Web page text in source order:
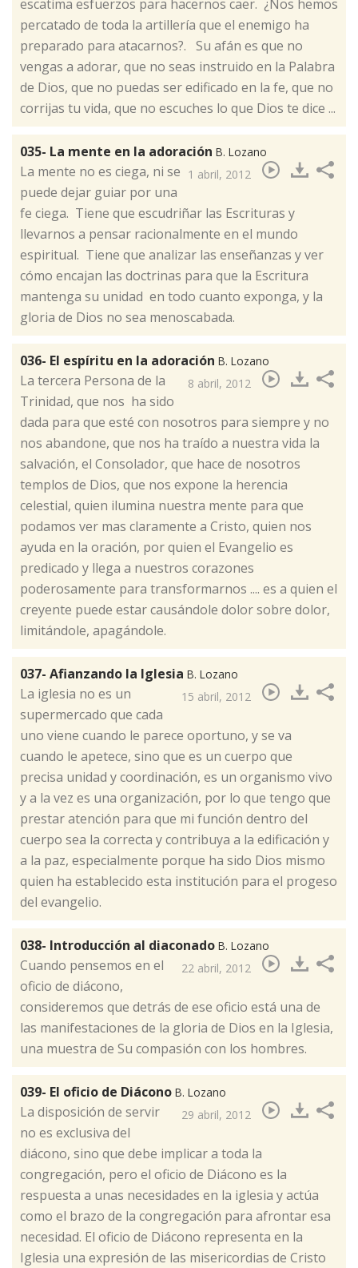
escatima esfuerzos para hacernos caer. ¿Nos hemos
percatado de toda la artillería que el enemigo ha
preparado para atacarnos?. Su afán es que no
vengas a adorar, que no seas instruido en la Palabra
de Dios, que no puedas ser edificado en la fe, que no
corrijas tu vida, que no escuches lo que Dios te dice ...
035- La mente en la adoración B. Lozano
1 abril, 2012
​La mente no es ciega, ni se
puede dejar guiar por una
fe ciega. Tiene que escudriñar las Escrituras y
llevarnos a pensar racionalmente en el mundo
espiritual. Tiene que analizar las enseñanzas y ver
cómo encajan las doctrinas para que la Escritura
mantenga su unidad en todo cuanto exponga, y la
gloria de Dios no sea menoscabada.
036- El espíritu en la adoración B. Lozano
8 abril, 2012
​La tercera Persona de la
Trinidad, que nos ha sido
dada para que esté con nosotros para siempre y no
nos abandone, que nos ha traído a nuestra vida la
salvación, el Consolador, que hace de nosotros
templos de Dios, que nos expone la herencia
celestial, quien ilumina nuestra mente para que
podamos ver mas claramente a Cristo, quien nos
ayuda en la oración, por quien el Evangelio es
predicado y llega a nuestros corazones
poderosamente para transformarnos .... es a quien el
creyente puede estar causándole dolor sobre dolor,
limitándole, apagándole.
037- Afianzando la Iglesia B. Lozano
15 abril, 2012
​La iglesia no es un
supermercado que cada
uno viene cuando le parece oportuno, y se va
cuando le apetece, sino que es un cuerpo que
precisa unidad y coordinación, es un organismo vivo
y a la vez es una organización, por lo que tengo que
prestar atención para que mi función dentro del
cuerpo sea la correcta y contribuya a la edificación y
a la paz, especialmente porque ha sido Dios mismo
quien ha establecido esta institución para el progeso
del evangelio.
038- Introducción al diaconado B. Lozano
22 abril, 2012
​Cuando pensemos en el
oficio de diácono,
consideremos que detrás de ese oficio está una de
las manifestaciones de la gloria de Dios en la Iglesia,
una muestra de Su compasión con los hombres.
039- El oficio de Diácono B. Lozano
29 abril, 2012
​La disposición de servir
no es exclusiva del
diácono, sino que debe implicar a toda la
congregación, pero el oficio de Diácono es la
respuesta a unas necesidades en la iglesia y actúa
como el brazo de la congregación para afrontar esa
necesidad. El oficio de Diácono representa en la
Iglesia una expresión de las misericordias de Cristo